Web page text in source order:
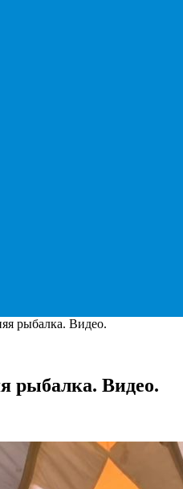
рыбалка. Видео.
рыбалка. Видео.